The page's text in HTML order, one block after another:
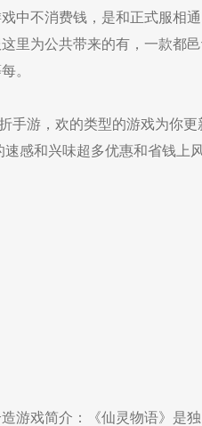
中不消费钱，是和正式服相
里为公共带来的有，一款都
。
游，欢的类型的游戏为你更
感和兴味超多优惠和省钱上
戏简介： 《仙灵物语》是独